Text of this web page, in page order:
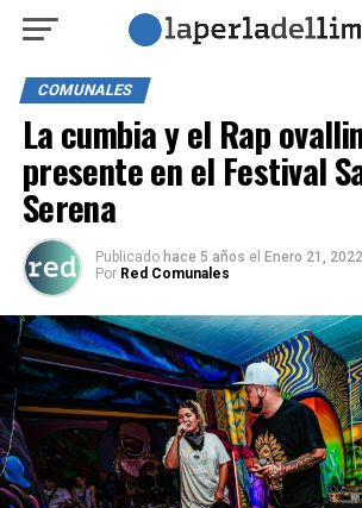
COMUNALES
La cumbia y el Rap
presente en el Festival
Serena
Publicado hace 5 años el Enero 21, 2022
Por Red Comunales